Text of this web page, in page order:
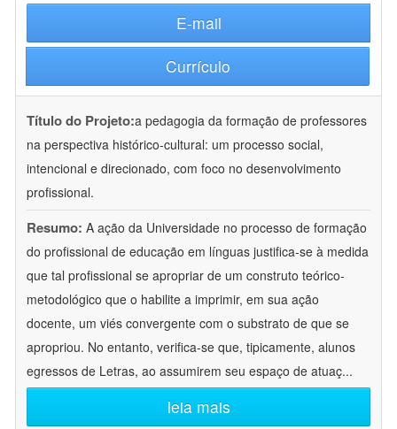
E-mail
Currículo
Título do Projeto:a pedagogia da formação de professores
na perspectiva histórico-cultural: um processo social,
intencional e direcionado, com foco no desenvolvimento
profissional.
Resumo: A ação da Universidade no processo de formação
do profissional de educação em línguas justifica-se à medida
que tal profissional se apropriar de um construto teórico-
metodológico que o habilite a imprimir, em sua ação
docente, um viés convergente com o substrato de que se
apropriou. No entanto, verifica-se que, tipicamente, alunos
egressos de Letras, ao assumirem seu espaço de atuaç...
leia mais